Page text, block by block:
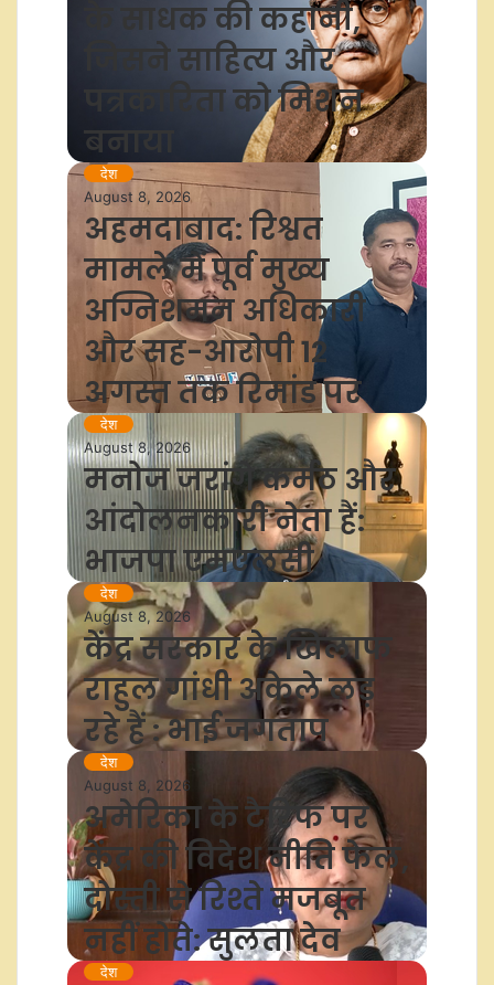
के साधक की कहानी,
जिसने साहित्य और
पत्रकारिता को मिशन
बनाया
देश
August 8, 2026
अहमदाबाद: रिश्वत
मामले में पूर्व मुख्य
अग्निशमन अधिकारी
और सह-आरोपी 12
अगस्त तक रिमांड पर
देश
August 8, 2026
मनोज जरांगे कर्मठ और
आंदोलनकारी नेता हैं:
भाजपा एमएलसी
देश
August 8, 2026
केंद्र सरकार के खिलाफ
राहुल गांधी अकेले लड़
रहे हैं : भाई जगताप
देश
August 8, 2026
अमेरिका के टैरिफ पर
केंद्र की विदेश नीति फेल,
दोस्ती से रिश्ते मजबूत
नहीं होते: सुलता देव
देश